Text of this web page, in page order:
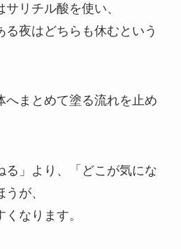
リチル酸を使い、
夜はどちらも休むという
へまとめて塗る流れを止め
る」より、「どこが気にな
が、
なります。